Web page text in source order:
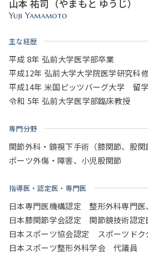
山本 祐司（やまもと ゆうじ）
Yuji Yamamoto
主な経歴
平成 8年 弘前大学医学部卒業
平成12年 弘前大学大学院医学研究科
平成14年 米国ピッツバーグ大学 留学
令和 5年 弘前大学医学部臨床教授
専門分野
関節外科・鏡視下手術（膝関節、股
ポーツ外傷・障害、小児股関節
指導医・認定医・専門医
日本専門医機構認定 整形外科専門医
日本膝関節学会認定 関節鏡技術認定
日本スポーツ協会認定 スポーツドク
日本スポーツ整形外科学会 代議員